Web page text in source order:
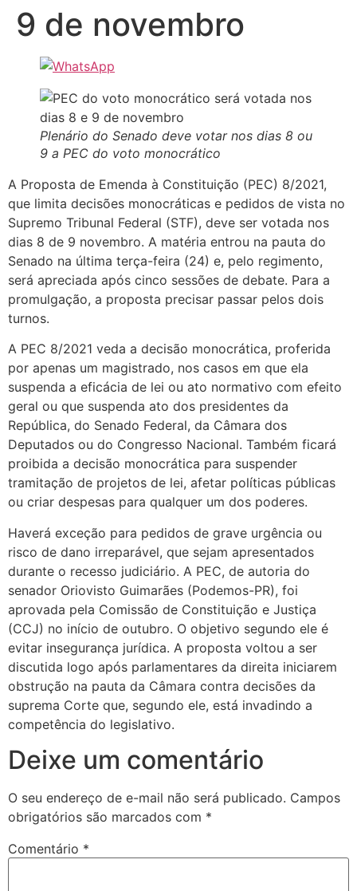
9 de novembro
Plenário do Senado deve votar nos dias 8 ou
9 a PEC do voto monocrático
A Proposta de Emenda à Constituição (PEC) 8/2021,
que limita decisões monocráticas e pedidos de vista no
Supremo Tribunal Federal (STF), deve ser votada nos
dias 8 de 9 novembro. A matéria entrou na pauta do
Senado na última terça-feira (24) e, pelo regimento,
será apreciada após cinco sessões de debate. Para a
promulgação, a proposta precisar passar pelos dois
turnos.
A PEC 8/2021 veda a decisão monocrática, proferida
por apenas um magistrado, nos casos em que ela
suspenda a eficácia de lei ou ato normativo com efeito
geral ou que suspenda ato dos presidentes da
República, do Senado Federal, da Câmara dos
Deputados ou do Congresso Nacional. Também ficará
proibida a decisão monocrática para suspender
tramitação de projetos de lei, afetar políticas públicas
ou criar despesas para qualquer um dos poderes.
Haverá exceção para pedidos de grave urgência ou
risco de dano irreparável, que sejam apresentados
durante o recesso judiciário. A PEC, de autoria do
senador Oriovisto Guimarães (Podemos-PR), foi
aprovada pela Comissão de Constituição e Justiça
(CCJ) no início de outubro. O objetivo segundo ele é
evitar insegurança jurídica. A proposta voltou a ser
discutida logo após parlamentares da direita iniciarem
obstrução na pauta da Câmara contra decisões da
suprema Corte que, segundo ele, está invadindo a
competência do legislativo.
Deixe um comentário
O seu endereço de e-mail não será publicado. Campos
obrigatórios são marcados com *
Comentário *